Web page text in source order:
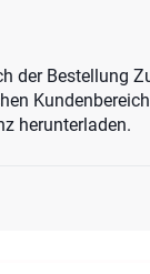
der Bestellung
herunterladen.